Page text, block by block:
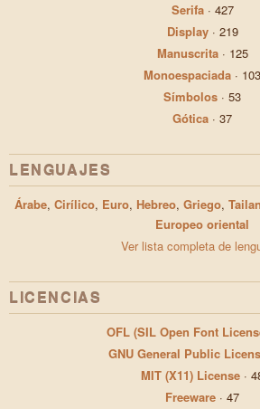
Serifa· 427
Display· 219
Manuscrita· 125
Monoespaciada · 103
Símbolos · 53
Gótica · 37
LENGUAJES
Árabe, Cirílico, Euro, Hebreo, Griego,
Europeo oriental
Ver lista completa de
LICENCIAS
OFL (SIL Open Font
GNU General Public
MIT (X11) License ·
Freeware · 47